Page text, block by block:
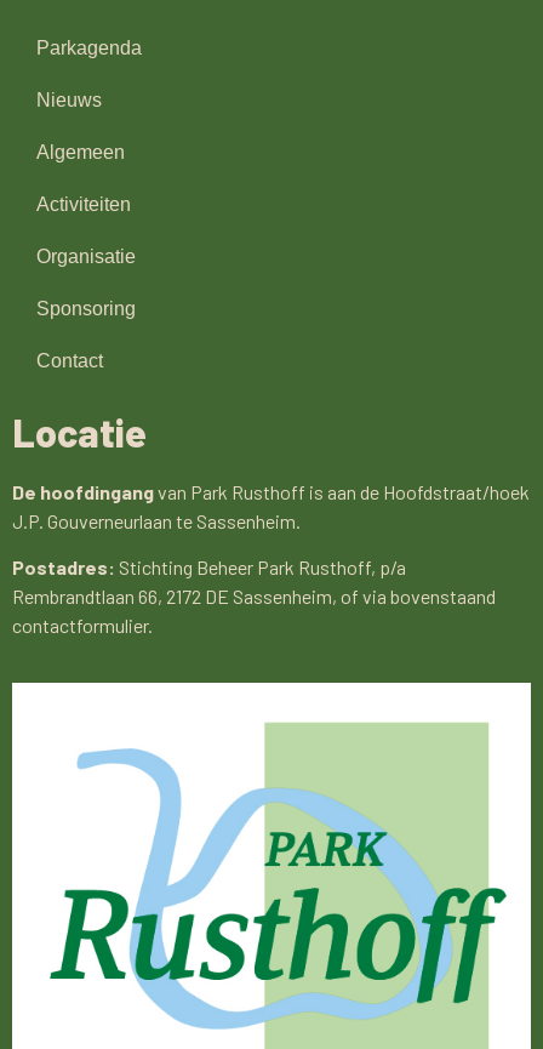
Parkagenda
Nieuws
Algemeen
Activiteiten
Organisatie
Sponsoring
Contact
Locatie
De hoofdingangvan Park Rusthoff is aan de Hoofdstraat/hoek
J.P. Gouverneurlaan te Sassenheim.
Postadres: Stichting Beheer Park Rusthoff, p/a
Rembrandtlaan 66, 2172 DE Sassenheim, of via bovenstaand
contactformulier.